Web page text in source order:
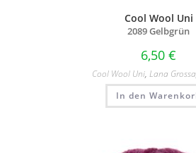
Cool Wool Uni
2089 Gelbgrün
6,50 €
Cool Wool Uni, Lana Grossa
In den